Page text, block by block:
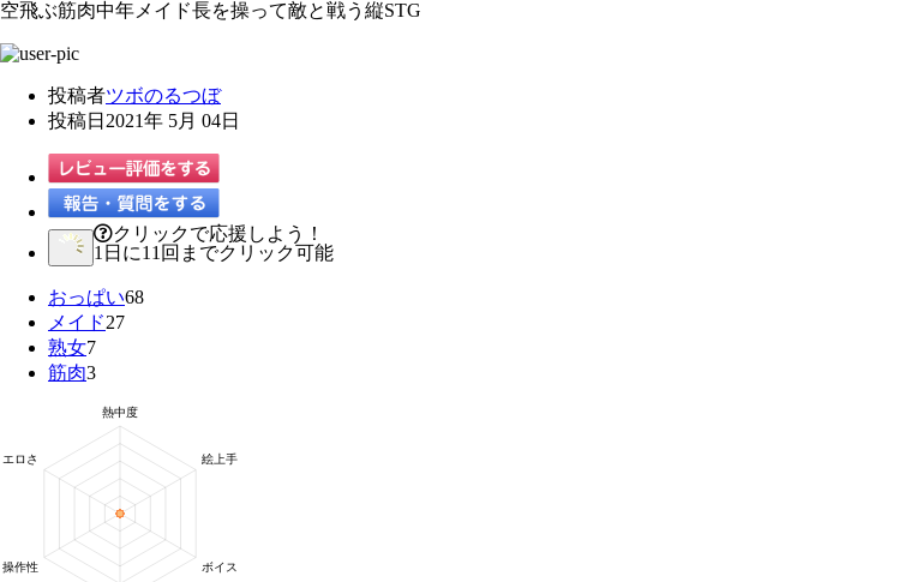
空飛ぶ筋肉中年メイド長を操って敵と戦う縦STG
投稿者ツボのるつぼ
投稿日 2021年 5月 04日
クリックで応援しよう！
1日に11回までクリック可能
おっぱい68
メイド27
熟女7
筋肉3